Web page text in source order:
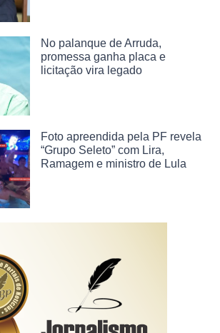
No palanque de Arruda,
promessa ganha placa e
licitação vira legado
Foto apreendida pela PF revela
“Grupo Seleto” com Lira,
Ramagem e ministro de Lula